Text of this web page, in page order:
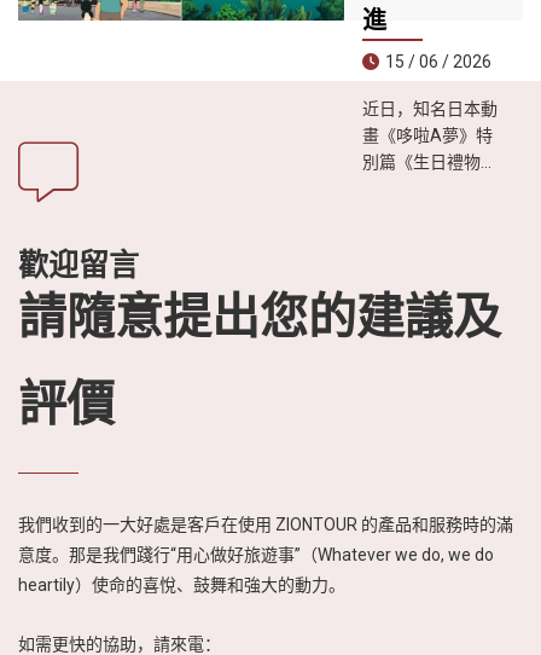
體驗、遠離喧囂生
活遊客的理想目的
地。
進
15 / 06 / 2026
近日，知名日本動
畫《哆啦A夢》特
別篇《生日禮物是
情節，展現越南迷
人的自然風光、豐
歡迎留言
請隨意提出您的建議及
評價
我們收到的一大好處是客戶在使用 ZIONTOUR 的產品和服務時的滿
意度。那是我們踐行“用心做好旅遊事”（Whatever we do, we do
heartily）使命的喜悅、鼓舞和強大的動力。
如需更快的協助，請來電：